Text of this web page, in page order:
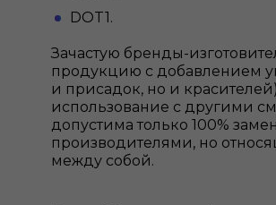
DOT1.
Зачастую бренды-
продукцию с добавлением
и присадок, но и
использование с другими
допустима только 100%
производителями, но
между собой.